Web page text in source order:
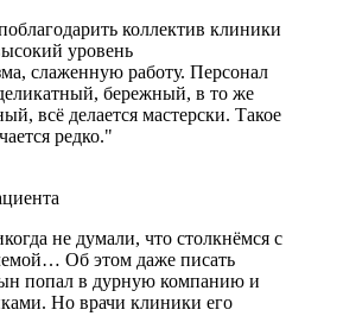
коллектив клиники
уровень
слаженную работу. Персонал
бережный, в то же
всё делается мастерски. Такое
редко."
не думали, что столкнёмся с
Об этом даже писать
попал в дурную компанию и
Но врачи клиники его